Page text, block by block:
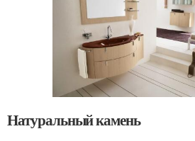
Натуральный камень